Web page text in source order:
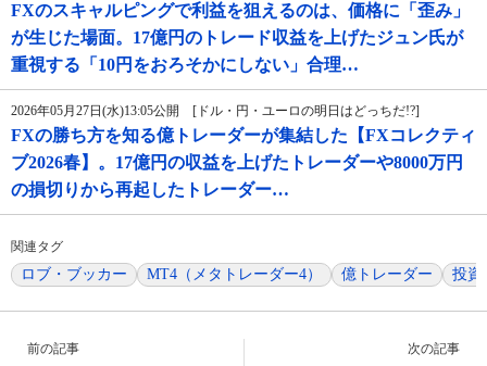
FXのスキャルピングで利益を狙えるのは、価格に「歪み」
が生じた場面。17億円のトレード収益を上げたジュン氏が
重視する「10円をおろそかにしない」合理…
2026年05月27日(水)13:05公開 [ドル・円・ユーロの明日はどっちだ!?]
FXの勝ち方を知る億トレーダーが集結した【FXコレクティ
ブ2026春】。17億円の収益を上げたトレーダーや8000万円
の損切りから再起したトレーダー…
関連タグ
ロブ・ブッカー MT4（メタトレーダー4） 億トレーダー 投資
前の記事 次の記事